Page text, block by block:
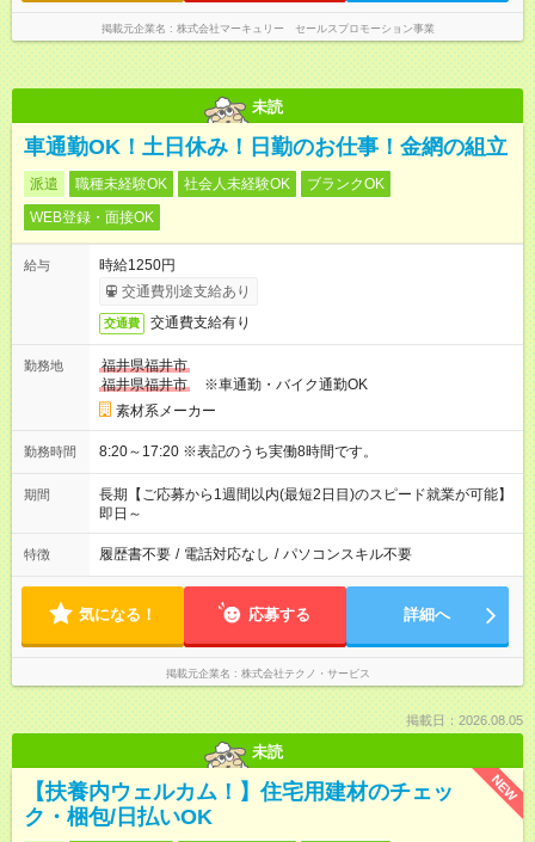
掲載元企業名 株式会社マーキュリー セールスプロモーション事業
未読
車通勤OK！土日休み！日勤のお仕事！金網の組立
派遣 職種未経験OK 社会人未経験OK
ブランクOK
WEB登録・面接OK
給与
時給1250円
交通費別途支給あり
交通費 交通費支給有り
勤務地
福井県福井市
福井県福井市
※車通勤・バイク通勤OK
素材系メーカー
勤務時間 8:20～17:20 ※表記のうち実働8時間です。
期間
長期【ご応募から1週間以内(最短2日目)のスピード就業が可能】
即日～
特徴 履歴書不要 / 電話対応なし / パソコンスキル不要
気になる！ 応募する 詳細へ
掲載元企業名 株式会社テクノ・サービス
掲載日：2026.08.05
未読
NEW
【扶養内ウェルカム！】住宅用建材のチェッ
ク・梱包/日払いOK